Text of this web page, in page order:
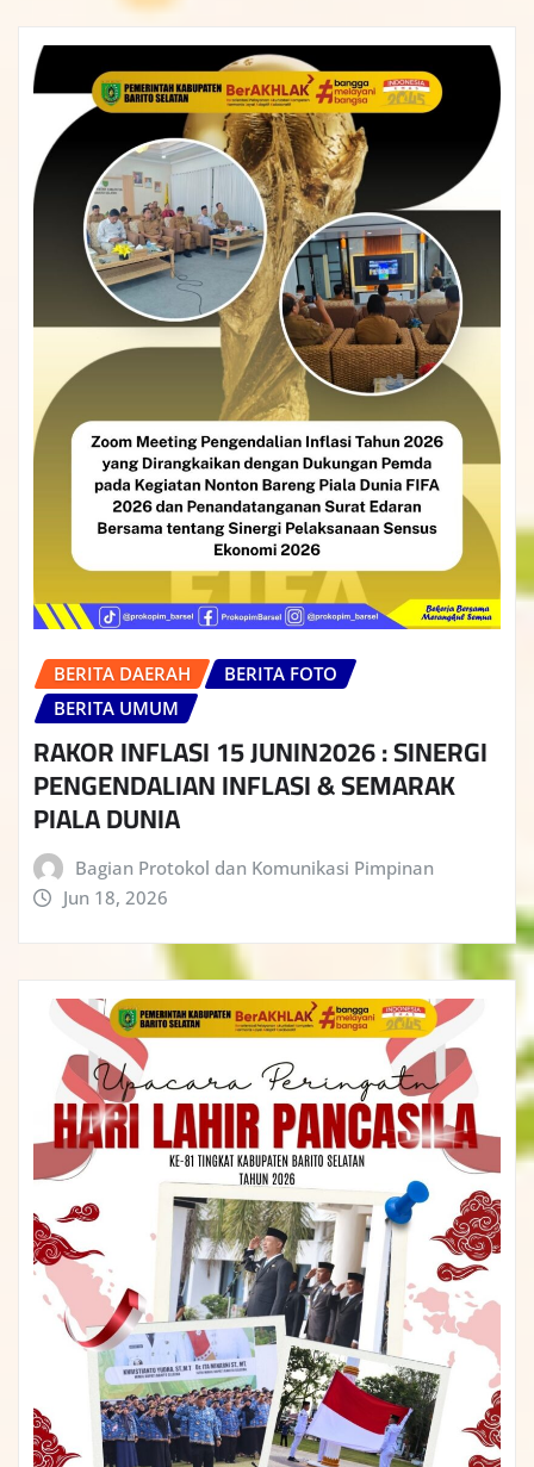
BERITA DAERAH
BERITA FOTO
BERITA UMUM
RAKOR INFLASI 15 JUNIN2026 : SINERGI
PENGENDALIAN INFLASI & SEMARAK
PIALA DUNIA
Bagian Protokol dan Komunikasi Pimpinan
Jun 18, 2026